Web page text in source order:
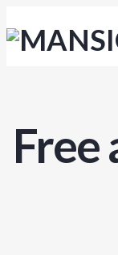
Free